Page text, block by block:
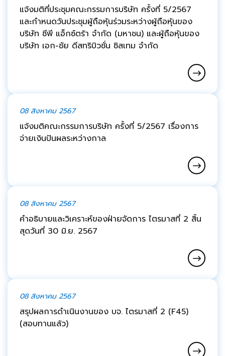
แจ้งมติที่ประชุมคณะกรรมการบริษัท ครั้งที่ 5/2567
และกำหนดวันประชุมผู้ถือหุ้นร่วมระหว่างผู้ถือหุ้นของ
บริษัท ซีพี แอ็กซ์ตร้า จำกัด (มหาชน) และผู้ถือหุ้นของ
บริษัท เอก-ชัย ดีสทริบิวชั่น ซิสเทม จำกัด
08 สิงหาคม 2567
แจ้งมติคณะกรรมการบริษัท ครั้งที่ 5/2567 เรื่องการ
จ่ายเงินปันผลระหว่างกาล
08 สิงหาคม 2567
คำอธิบายและวิเคราะห์ของฝ่ายจัดการ ไตรมาสที่ 2 สิ้น
สุดวันที่ 30 มิ.ย. 2567
08 สิงหาคม 2567
สรุปผลการดำเนินงานของ บจ. ไตรมาสที่ 2 (F45)
(สอบทานแล้ว)